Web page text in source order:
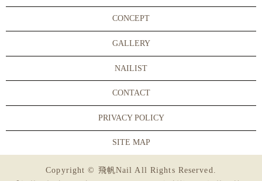
CONCEPT
GALLERY
NAILIST
CONTACT
PRIVACY POLICY
SITE MAP
Copyright © 飛帆Nail All Rights Reserved.